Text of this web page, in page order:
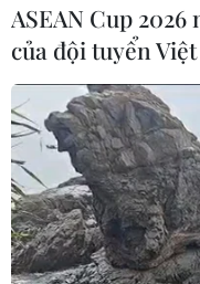
ASEAN Cup
của đội tuyển